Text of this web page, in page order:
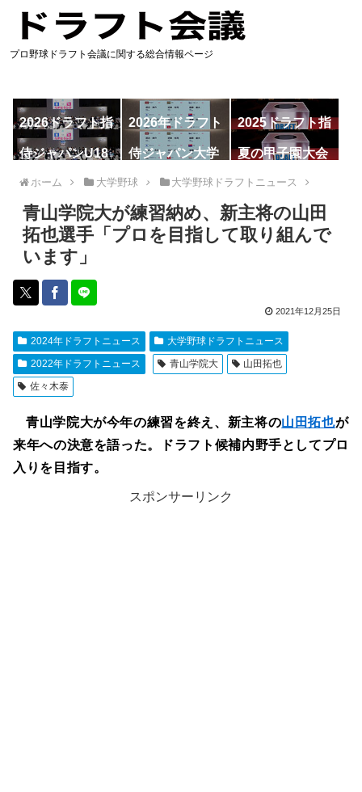
プロ野球ドラフト会議に関する総合情報ページ
2026ドラフト指
名予想
2026年ドラフト
候補
2025ドラフト指
名一覧
侍ジャパンU18
代表
侍ジャパン大学
代表
夏の甲子園大会
ホーム 大学野球 大学野球ドラフトニュース
青山学院大が練習納め、新主将の山田
拓也選手「プロを目指して取り組んで
います」
2021年12月25日
2024年ドラフトニュース
大学野球ドラフトニュース
2022年ドラフトニュース
青山学院大
山田拓也
佐々木泰
青山学院大が今年の練習を終え、新主将の山田拓也が
来年への決意を語った。ドラフト候補内野手としてプロ
入りを目指す。
スポンサーリンク